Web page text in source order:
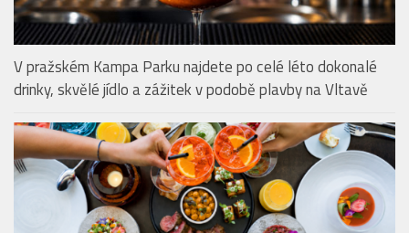
V pražském Kampa Parku najdete po celé léto dokonalé
drinky, skvělé jídlo a zážitek v podobě plavby na Vltavě